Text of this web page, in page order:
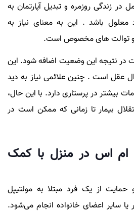
در زندگی روزمره و تبدیل آپارتمان به
باشد . این به معنای نیاز به
و توالت های مخصوص است.
در نتیجه این وضعیت اضافه شود. این
عقل است . چنین علائمی نیاز به دید
بیشتر در پرستاری دارد. با این حال،
بیمار تا زمانی که ممکن است در
ام اس در منزل با کمک
از یک فرد مبتلا به مولتیپل
سایر اعضای خانواده انجام می‌شود.